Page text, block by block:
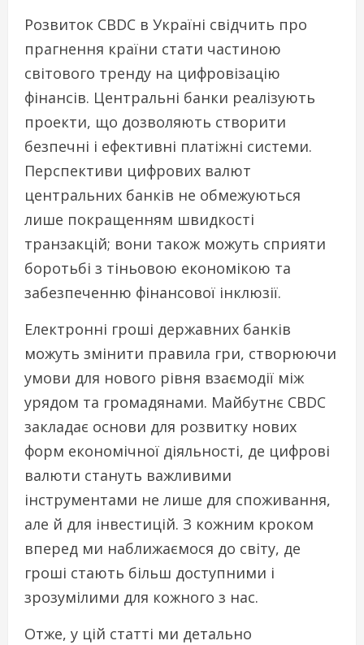
Розвиток CBDC в Україні свідчить про
прагнення країни стати частиною
світового тренду на цифровізацію
фінансів. Центральні банки реалізують
проекти, що дозволяють створити
безпечні і ефективні платіжні системи.
Перспективи цифрових валют
центральних банків не обмежуються
лише покращенням швидкості
транзакцій; вони також можуть сприяти
боротьбі з тіньовою економікою та
забезпеченню фінансової інклюзії.
Електронні гроші державних банків
можуть змінити правила гри, створюючи
умови для нового рівня взаємодії між
урядом та громадянами. Майбутнє CBDC
закладає основи для розвитку нових
форм економічної діяльності, де цифрові
валюти стануть важливими
інструментами не лише для споживання,
але й для інвестицій. З кожним кроком
вперед ми наближаємося до світу, де
гроші стають більш доступними і
зрозумілими для кожного з нас.
Отже, у цій статті ми детально